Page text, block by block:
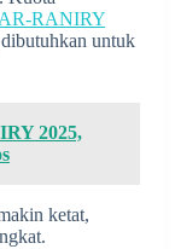
RANIRY
untuk
2025,
ketat,